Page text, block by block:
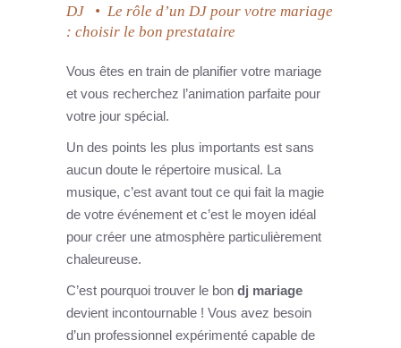
DJ
• Le rôle d’un DJ pour votre mariage
: choisir le bon prestataire
Vous êtes en train de planifier votre mariage
et vous recherchez l’animation parfaite pour
votre jour spécial.
Un des points les plus importants est sans
aucun doute le répertoire musical. La
musique, c’est avant tout ce qui fait la magie
de votre événement et c’est le moyen idéal
pour créer une atmosphère particulièrement
chaleureuse.
C’est pourquoi trouver le bon dj mariage
devient incontournable ! Vous avez besoin
d’un professionnel expérimenté capable de